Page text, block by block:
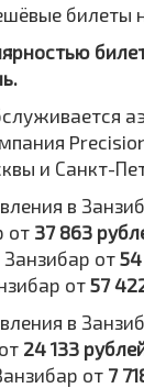
билеты
и Санкт-
в
от 37 863
от
от57
в
24 133
от 7